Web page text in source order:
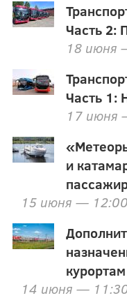
Часть 2:
18 июня
Часть 1:
17 июня
и
15 июня — 12:00
14 июня —